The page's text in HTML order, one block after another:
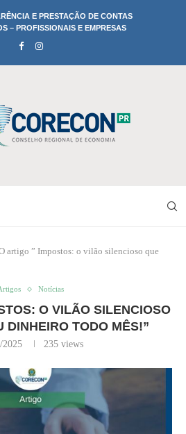
E PRESTAÇÃO DE CONTAS
– PROFISSIONAIS E EMPRESAS
artigo ” Impostos: o vilão silencioso que
Notícias
O VILÃO SILENCIOSO
DINHEIRO TODO MÊS!”
2025 235 views